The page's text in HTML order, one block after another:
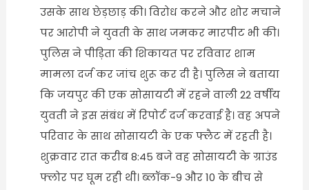
उसके साथ छेड़छाड़ की। विरोध करने और शोर मचाने
पर आरोपी ने युवती के साथ जमकर मारपीट भी की।
पुलिस ने पीड़िता की शिकायत पर रविवार शाम
मामला दर्ज कर जांच शुरू कर दी है। पुलिस ने बताया
कि जयपुर की एक सोसायटी में रहने वाली 22 वर्षीय
युवती ने इस संबंध में रिपोर्ट दर्ज करवाई है। वह अपने
परिवार के साथ सोसायटी के एक फ्लैट में रहती है।
शुक्रवार रात करीब 8:45 बजे वह सोसायटी के ग्राउंड
फ्लोर पर घूम रही थी। ब्लॉक-9 और 10 के बीच से